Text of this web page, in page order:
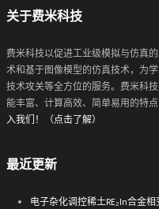
关于费米科技
费米科技以促进工业级模拟与仿真
术和基于图像模型的仿真技术，为
技术攻关等全方位的服务。费米科
能丰富、计算高效、简单易用的特
入我们！（点击了解）
最近更新
电子杂化调控稀土RE₂In合金